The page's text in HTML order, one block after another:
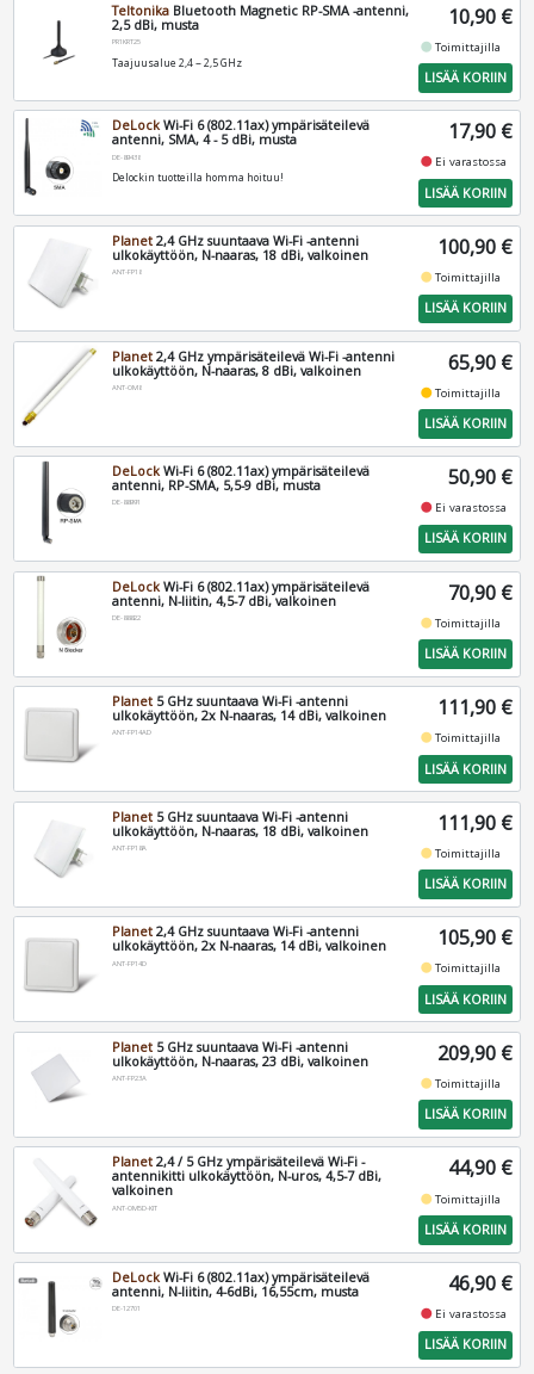
Teltonika Bluetooth Magnetic RP-SMA -antenni,
2,5 dBi, musta
PR1KRT25
Taajuusalue 2,4 ~ 2,5 GHz
10,90 €
fiber_manual_recordToimittajilla
LISÄÄ KORIIN
DeLockWi-Fi 6 (802.11ax) ympärisäteilevä
antenni, SMA, 4 - 5 dBi, musta
DE-89438
Delockin tuotteilla homma hoituu!
17,90 €
fiber_manual_record Ei varastossa
LISÄÄ KORIIN
Planet 2,4 GHz suuntaava Wi-Fi -antenni
ulkokäyttöön, N-naaras, 18 dBi, valkoinen
ANT-FP18
100,90 €
fiber_manual_recordToimittajilla
LISÄÄ KORIIN
Planet 2,4 GHz ympärisäteilevä Wi-Fi -antenni
ulkokäyttöön, N-naaras, 8 dBi, valkoinen
ANT-OM8
65,90 €
fiber_manual_recordToimittajilla
LISÄÄ KORIIN
DeLockWi-Fi 6 (802.11ax) ympärisäteilevä
antenni, RP-SMA, 5,5-9 dBi, musta
DE-88991
50,90 €
fiber_manual_record Ei varastossa
LISÄÄ KORIIN
DeLock Wi-Fi 6 (802.11ax) ympärisäteilevä
antenni, N-liitin, 4,5-7 dBi, valkoinen
DE-88822
70,90 €
fiber_manual_recordToimittajilla
LISÄÄ KORIIN
Planet 5 GHz suuntaava Wi-Fi -antenni
ulkokäyttöön, 2x N-naaras, 14 dBi, valkoinen
ANT-FP14AD
111,90 €
fiber_manual_recordToimittajilla
LISÄÄ KORIIN
Planet 5 GHz suuntaava Wi-Fi -antenni
ulkokäyttöön, N-naaras, 18 dBi, valkoinen
ANT-FP18A
111,90 €
fiber_manual_recordToimittajilla
LISÄÄ KORIIN
Planet 2,4 GHz suuntaava Wi-Fi -antenni
ulkokäyttöön, 2x N-naaras, 14 dBi, valkoinen
ANT-FP14D
105,90 €
fiber_manual_recordToimittajilla
LISÄÄ KORIIN
Planet 5 GHz suuntaava Wi-Fi -antenni
ulkokäyttöön, N-naaras, 23 dBi, valkoinen
ANT-FP23A
209,90 €
fiber_manual_recordToimittajilla
LISÄÄ KORIIN
Planet 2,4 / 5 GHz ympärisäteilevä Wi-Fi -
antennikitti ulkokäyttöön, N-uros, 4,5-7 dBi,
valkoinen
ANT-OM5D-KIT
44,90 €
fiber_manual_recordToimittajilla
LISÄÄ KORIIN
DeLockWi-Fi 6 (802.11ax) ympärisäteilevä
antenni, N-liitin, 4-6dBi, 16,55cm, musta
DE-12701
46,90 €
fiber_manual_record Ei varastossa
LISÄÄ KORIIN